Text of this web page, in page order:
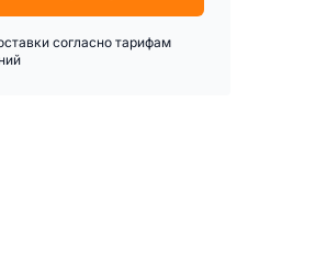
согласно тарифам